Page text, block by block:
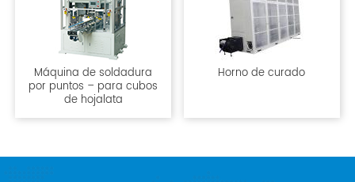
Máquina de soldadura
por puntos – para cubos
de hojalata
Horno de curado